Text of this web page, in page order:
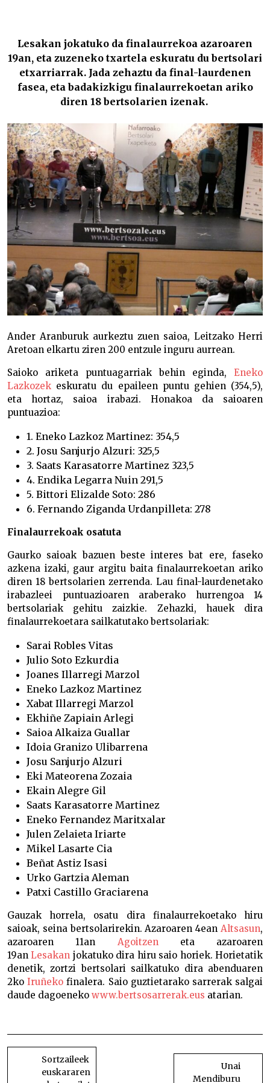
Lesakan jokatuko da finalaurrekoa azaroaren
19an, eta zuzeneko txartela eskuratu du bertsolari
etxarriarrak. Jada zehaztu da final-laurdenen
fasea, eta badakizkigu finalaurrekoetan ariko
diren 18 bertsolarien izenak.
Ander Aranburuk aurkeztu zuen saioa, Leitzako Herri
Aretoan elkartu ziren 200 entzule inguru aurrean.
Saioko ariketa puntuagarriak behin eginda, Eneko
Lazkozek eskuratu du epaileen puntu gehien (354,5),
eta hortaz, saioa irabazi. Honakoa da saioaren
puntuazioa:
1. Eneko Lazkoz Martinez: 354,5
2. Josu Sanjurjo Alzuri: 325,5
3. Saats Karasatorre Martinez 323,5
4. Endika Legarra Nuin 291,5
5. Bittori Elizalde Soto: 286
6. Fernando Ziganda Urdanpilleta: 278
Finalaurrekoak osatuta
Gaurko saioak bazuen beste interes bat ere, faseko
azkena izaki, gaur argitu baita finalaurrekoetan ariko
diren 18 bertsolarien zerrenda. Lau final-laurdenetako
irabazleei puntuazioaren araberako hurrengoa 14
bertsolariak gehitu zaizkie. Zehazki, hauek dira
finalaurrekoetara sailkatutako bertsolariak:
Sarai Robles Vitas
Julio Soto Ezkurdia
Joanes Illarregi Marzol
Eneko Lazkoz Martinez
Xabat Illarregi Marzol
Ekhiñe Zapiain Arlegi
Saioa Alkaiza Guallar
Idoia Granizo Ulibarrena
Josu Sanjurjo Alzuri
Eki Mateorena Zozaia
Ekain Alegre Gil
Saats Karasatorre Martinez
Eneko Fernandez Maritxalar
Julen Zelaieta Iriarte
Mikel Lasarte Cia
Beñat Astiz Isasi
Urko Gartzia Aleman
Patxi Castillo Graciarena
Gauzak horrela, osatu dira finalaurrekoetako hiru
saioak, seina bertsolarirekin. Azaroaren 4ean Altsasun,
azaroaren 11an Agoitzen eta azaroaren
19anLesakan jokatuko dira hiru saio horiek. Horietatik
denetik, zortzi bertsolari sailkatuko dira abenduaren
2koIruñeko finalera. Saio guztietarako sarrerak salgai
daude dagoeneko www.bertsosarrerak.eus atarian.
BIDALKETETAN
ZEHARSortzaileek
euskararen
Unai
Mendiburu